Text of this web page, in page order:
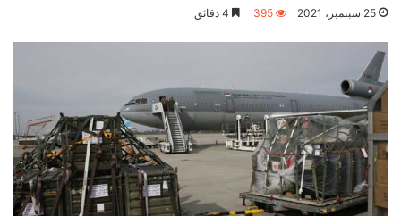
25 سبتمبر، 2021 395